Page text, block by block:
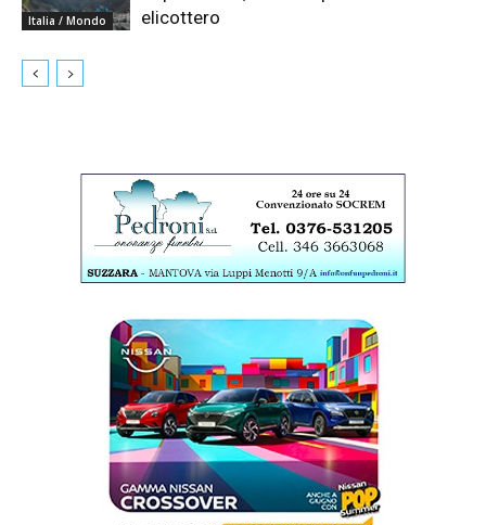
Italia / Mondo
elicottero